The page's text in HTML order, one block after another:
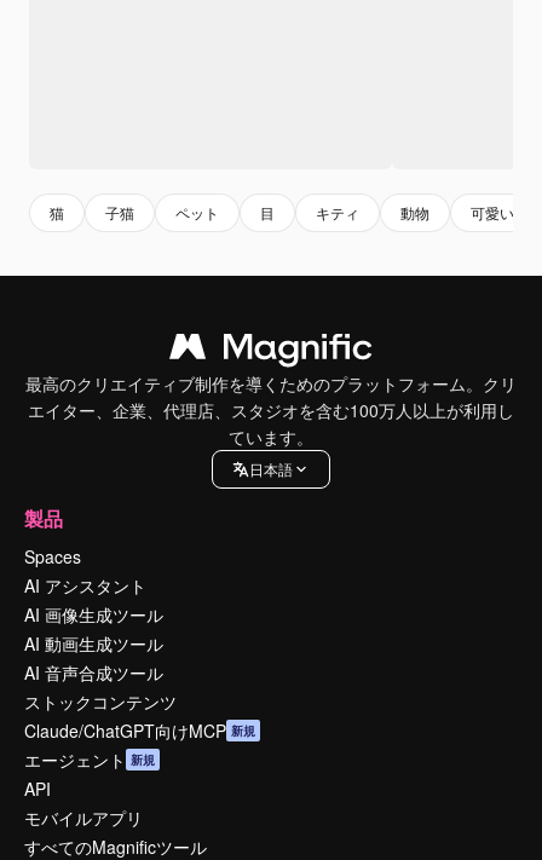
猫 子猫 ペット 目 キティ 動物 可愛い動物
最高のクリエイティブ制作を導くためのプラットフォーム。クリ
エイター、企業、代理店、スタジオを含む100万人以上が利用し
ています。
日本語
製品
Spaces
AI アシスタント
AI 画像生成ツール
AI 動画生成ツール
AI 音声合成ツール
ストックコンテンツ
Claude/ChatGPT向けMCP 新規
エージェント 新規
API
モバイルアプリ
すべてのMagnificツール